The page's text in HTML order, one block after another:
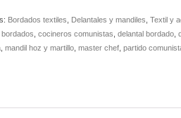
Bordados textiles Delantales y mandiles Textil y
bordados cocineros comunistas delantal bordado,
, mandil hoz y martillo, master chef, partido